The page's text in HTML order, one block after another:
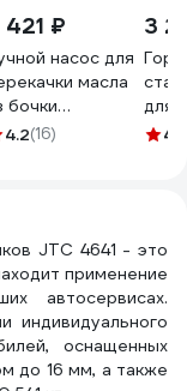
421 ₽
насос для
масла
бочки
42031
4.2(16)
3
для
4.8
JTC 4641 - это
применение
автосервисах.
индивидуального
оснащенных
до 16 мм, а также